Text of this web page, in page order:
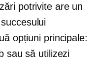
potrivite are un
opțiuni principale:
sau să utilizezi